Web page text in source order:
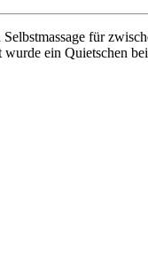
für
ein Quietschen